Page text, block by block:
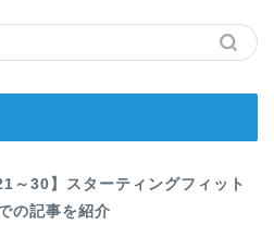
～30】スターティングフィット
の記事を紹介